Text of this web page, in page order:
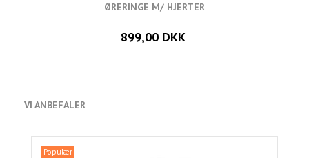
ØRERINGE M/ HJERTER
899,00 DKK
VI ANBEFALER
Populær